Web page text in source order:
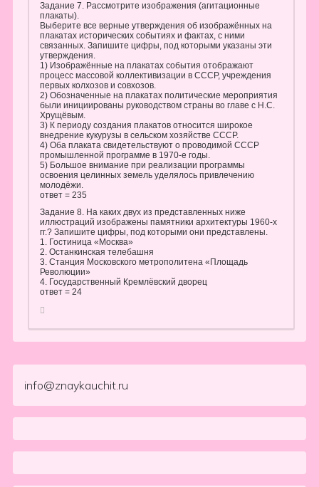
Задание 7. Рассмотрите изображения (агитационные
плакаты).
Выберите все верные утверждения об изображённых на
плакатах исторических событиях и фактах, с ними
связанных. Запишите цифры, под которыми указаны эти
утверждения.
1) Изображённые на плакатах события отображают
процесс массовой коллективизации в СССР, учреждения
первых колхозов и совхозов.
2) Обозначенные на плакатах политические мероприятия
были инициированы руководством страны во главе с Н.С.
Хрущёвым.
3) К периоду создания плакатов относится широкое
внедрение кукурузы в сельском хозяйстве СССР.
4) Оба плаката свидетельствуют о проводимой СССР
промышленной программе в 1970-е годы.
5) Большое внимание при реализации программы
освоения целинных земель уделялось привлечению
молодёжи.
ответ = 235
Задание 8. На каких двух из представленных ниже
иллюстраций изображены памятники архитектуры 1960-х
гг.? Запишите цифры, под которыми они представлены.
1. Гостиница «Москва»
2. Останкинская телебашня
3. Станция Московского метрополитена «Площадь
Революции»
4. Государственный Кремлёвский дворец
ответ = 24
info@znaykauchit.ru